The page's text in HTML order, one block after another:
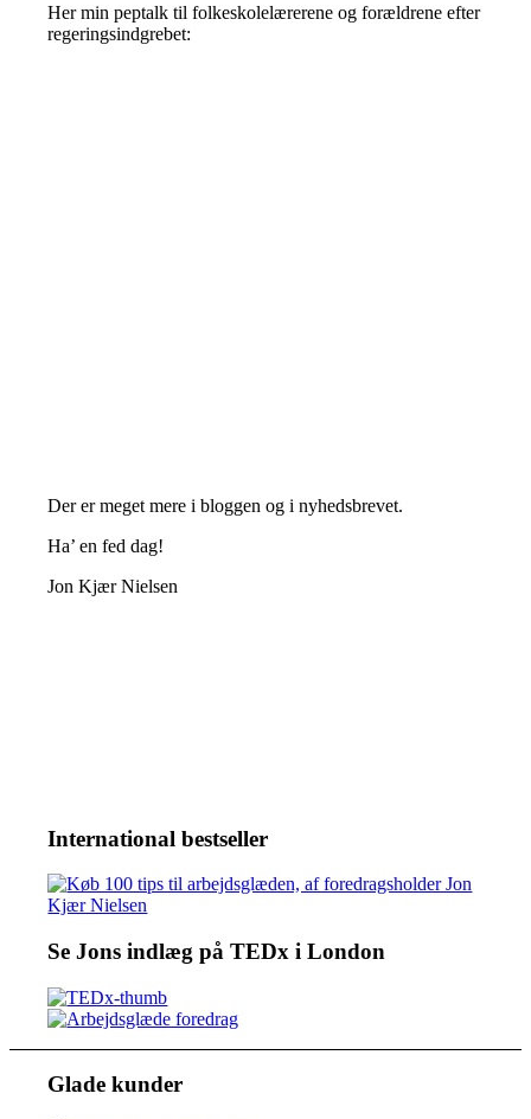
Her min peptalk til folkeskolelærerene og forældrene efter
regeringsindgrebet:
Der er meget mere i bloggen og i nyhedsbrevet.
Ha’ en fed dag!
Jon Kjær Nielsen
International bestseller
Se Jons indlæg på TEDx i London
Glade kunder